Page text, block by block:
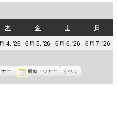
木
曜
日
金金
曜
日
土
曜
日
日
曜
日
4, '26
2026
年
6
月
4
6月 5, '26
2026
年
6
月
5
6月 6, '26
2026
年
6
月
6
6月 7, '26
年
7
ナー 研修・ツアー すべて